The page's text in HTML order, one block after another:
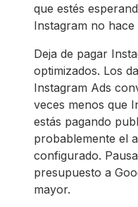
que estés
Instagram no
Deja de pagar
optimizados. Los
Instagram Ads
veces menos que
estás pagando
probablemente el
configurado.
presupuesto a
mayor.